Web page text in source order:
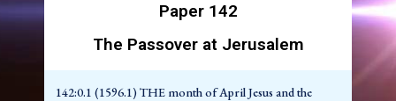
142:1.4 (1596.6) 3. O amor é a regra para viver dentro
em que ama o próximo como a si mesmo.
Paper 142
The Passover at Jerusalem
142:0.1 (1596.1) THE month of April Jesus and the